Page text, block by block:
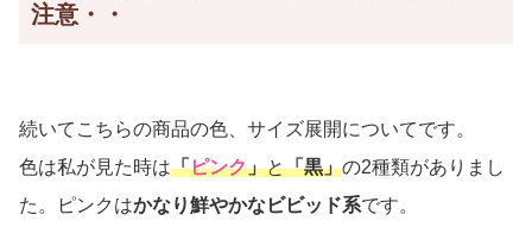
注意・・
続いてこちらの商品の色、サイズ展開についてです。
色は私が見た時は「ピンク」と「黒」の2種類がありまし
た。ピンクはかなり鮮やかなビビッド系です。